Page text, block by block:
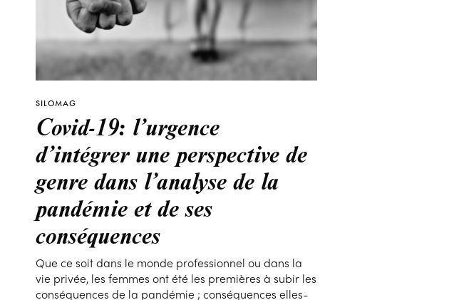
SILOMAG
Covid-19: l’urgence
d’intégrer une perspective de
genre dans l’analyse de la
pandémie et de ses
conséquences
Que ce soit dans le monde professionnel ou dans la
vie privée, les femmes ont été les premières à subir les
conséquences de la pandémie ; conséquences elles-